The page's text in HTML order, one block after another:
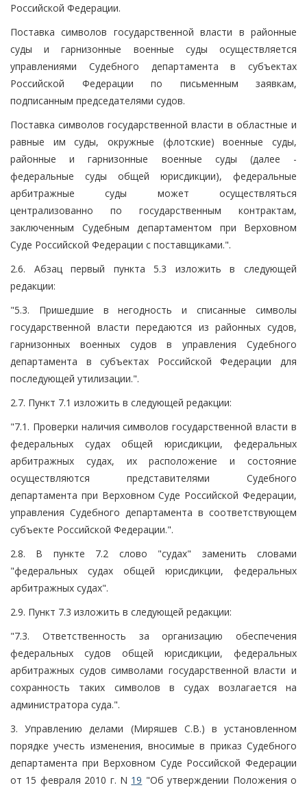
Российской Федерации.
Поставка символов государственной власти в районные
суды и гарнизонные военные суды осуществляется
управлениями Судебного департамента в субъектах
Российской Федерации по письменным заявкам,
подписанным председателями судов.
Поставка символов государственной власти в областные и
равные им суды, окружные (флотские) военные суды,
районные и гарнизонные военные суды (далее -
федеральные суды общей юрисдикции), федеральные
арбитражные суды может осуществляться
централизованно по государственным контрактам,
заключенным Судебным департаментом при Верховном
Суде Российской Федерации с поставщиками.".
2.6. Абзац первый пункта 5.3 изложить в следующей
редакции:
"5.3. Пришедшие в негодность и списанные символы
государственной власти передаются из районных судов,
гарнизонных военных судов в управления Судебного
департамента в субъектах Российской Федерации для
последующей утилизации.".
2.7. Пункт 7.1 изложить в следующей редакции:
"7.1. Проверки наличия символов государственной власти в
федеральных судах общей юрисдикции, федеральных
арбитражных судах, их расположение и состояние
осуществляются представителями Судебного
департамента при Верховном Суде Российской Федерации,
управления Судебного департамента в соответствующем
субъекте Российской Федерации.".
2.8. В пункте 7.2 слово "судах" заменить словами
"федеральных судах общей юрисдикции, федеральных
арбитражных судах".
2.9. Пункт 7.3 изложить в следующей редакции:
"7.3. Ответственность за организацию обеспечения
федеральных судов общей юрисдикции, федеральных
арбитражных судов символами государственной власти и
сохранность таких символов в судах возлагается на
администратора суда.".
3. Управлению делами (Миряшев С.В.) в установленном
порядке учесть изменения, вносимые в приказ Судебного
департамента при Верховном Суде Российской Федерации
от 15 февраля 2010 г. N 19 "Об утверждении Положения о